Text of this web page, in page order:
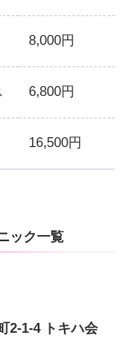
8,000円
6,800円
16,500円
ック一覧
2-1-4 トキハ会